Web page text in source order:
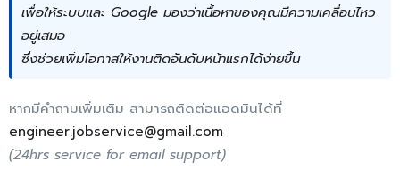
เพื่อให้ระบบและ Google มองว่าเนื้อหาของคุณมีความเคลื่อนไหว
อยู่เสมอ
ซึ่งช่วยเพิ่มโอกาสให้งานติดอันดับหน้าแรกได้ง่ายขึ้น
หากมีคำถามเพิ่มเติม สามารถติดต่อแอดมินได้ที่
engineer.jobservice@gmail.com
(24hrs service for email support)